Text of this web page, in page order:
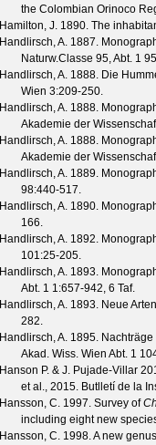
the Colombian Orinoco
Hamilton, J. 1890. The
Handlirsch, A. 1887.
Naturw.Classe 95, Abt. 1 95
Handlirsch, A. 1888. Die
Wien 3:209-250.
Handlirsch, A. 1888.
Akademie der
Handlirsch, A. 1888.
Akademie der
Handlirsch, A. 1889.
98:440-517.
Handlirsch, A. 1890.
166.
Handlirsch, A. 1892.
101:25-205.
Handlirsch, A. 1893.
Abt. 1 1:657-942, 6 Taf.
Handlirsch, A. 1893. Neue
282.
Handlirsch, A. 1895.
Akad. Wiss. Wien Abt. 1
Hanson P. & J. Pujade-Villar
et al., 2015. Butlletí de la
Hansson, C. 1997. Survey of
including eight new
Hansson, C. 1998. A new